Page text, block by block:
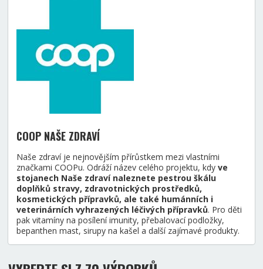
COOP NAŠE ZDRAVÍ
Naše zdraví je nejnovějším přírůstkem mezi vlastními
značkami COOPu. Odráží název celého projektu, kdy ve
stojanech Naše zdraví naleznete pestrou škálu
doplňků stravy, zdravotnických prostředků,
kosmetických přípravků, ale také humánních i
veterinárních vyhrazených léčivých přípravků. Pro děti
pak vitamíny na posílení imunity, přebalovací podložky,
bepanthen mast, sirupy na kašel a další zajímavé produkty.